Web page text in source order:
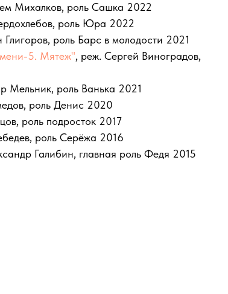
Михалков, роль Сашка 2022
роль Юра 2022
роль Барс в молодости 2021
5. Мятеж", реж. Сергей Виноградов,
Мельник, роль Ванька 2021
роль Денис 2020
роль подросток 2017
роль Серёжа 2016
Галибин, главная роль Федя 2015